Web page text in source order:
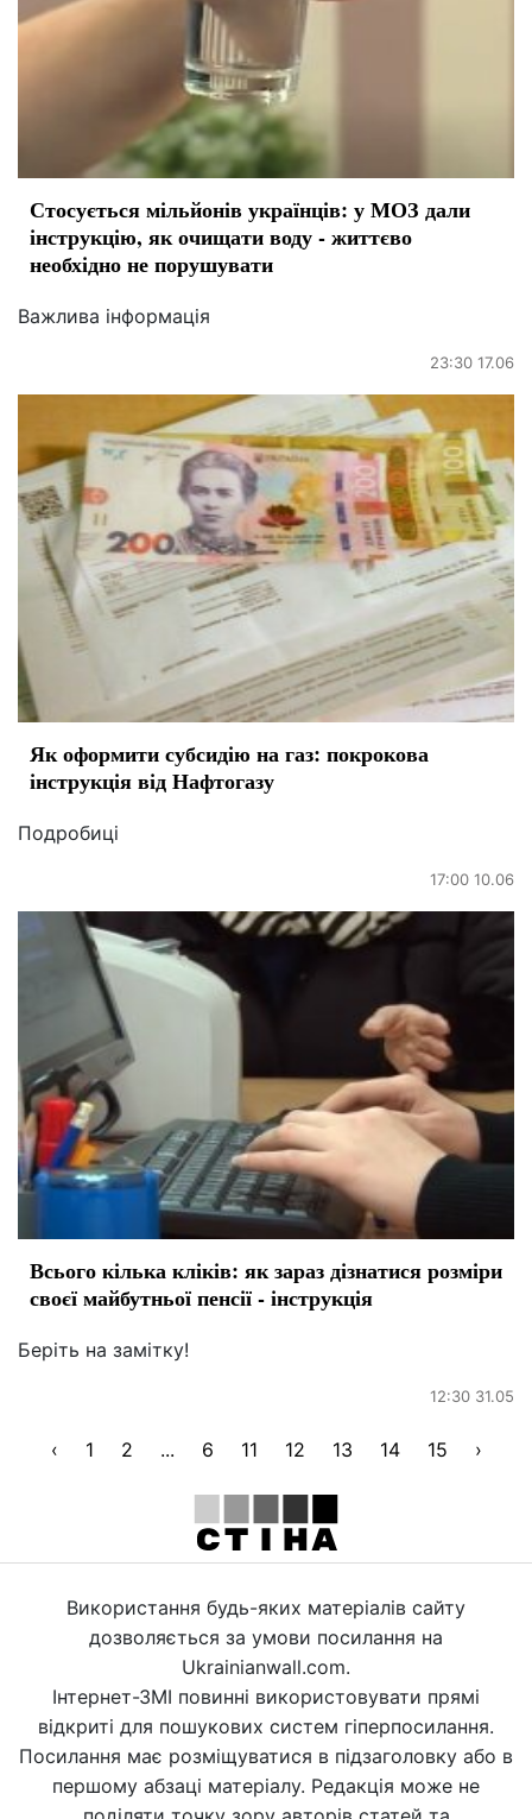
Стосується мільйонів українців: у МОЗ дали
інструкцію, як очищати воду - життєво
необхідно не порушувати
Важлива інформація
23:30 17.06
Як оформити субсидію на газ: покрокова
інструкція від Нафтогазу
Подробиці
17:00 10.06
Всього кілька кліків: як зараз дізнатися розміри
своєї майбутньої пенсії - інструкція
Беріть на замітку!
12:30 31.05
‹ 1 2 ... 6 11 12 13 14 15 ›
Використання будь-яких матеріалів сайту
дозволяється за умови посилання на
Ukrainianwall.com.
Інтернет-ЗМІ повинні використовувати прямі
відкриті для пошукових систем гіперпосилання.
Посилання має розміщуватися в підзаголовку або в
першому абзаці матеріалу. Редакція може не